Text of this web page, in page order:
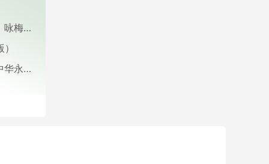
亲民
树葬